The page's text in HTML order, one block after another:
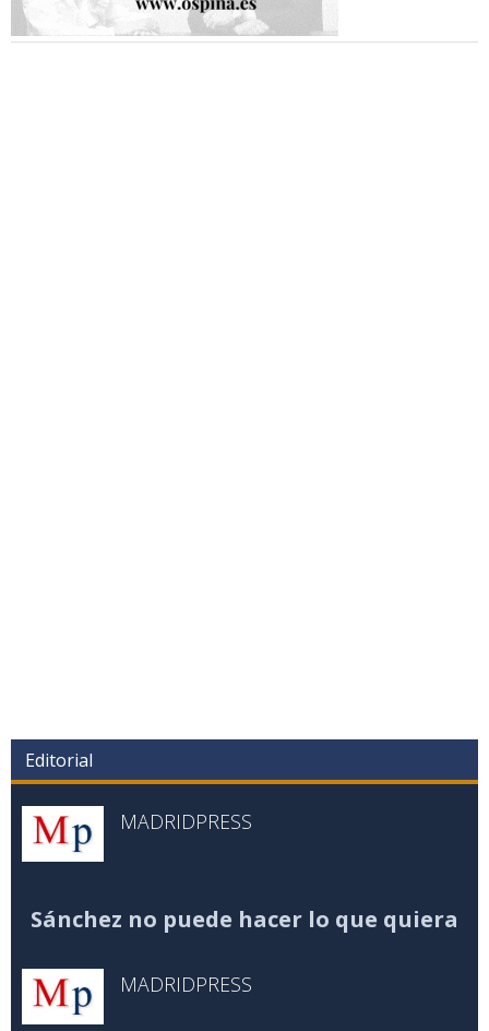
Editorial
MADRIDPRESS
Sánchez no puede hacer lo que quiera
MADRIDPRESS